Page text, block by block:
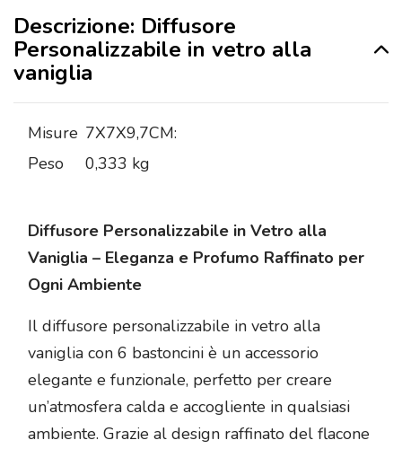
Descrizione: Diffusore
Personalizzabile in vetro alla
vaniglia
Misure 7X7X9,7CM:
Peso
0,333 kg
Diffusore Personalizzabile in Vetro alla
Vaniglia – Eleganza e Profumo Raffinato per
Ogni Ambiente
Il diffusore personalizzabile in vetro alla
vaniglia con 6 bastoncini è un accessorio
elegante e funzionale, perfetto per creare
un’atmosfera calda e accogliente in qualsiasi
ambiente. Grazie al design raffinato del flacone